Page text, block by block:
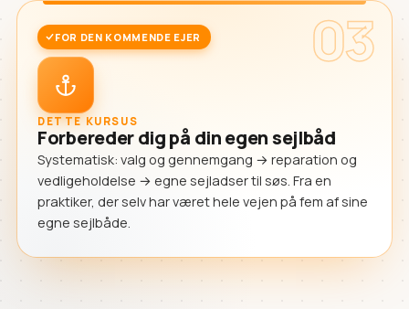
03
FOR DEN KOMMENDE EJER
DETTE KURSUS
Forbereder dig på din egen sejlbåd
Systematisk: valg og gennemgang → reparation og
vedligeholdelse → egne sejladser til søs. Fra en
praktiker, der selv har været hele vejen på fem af sine
egne sejlbåde.